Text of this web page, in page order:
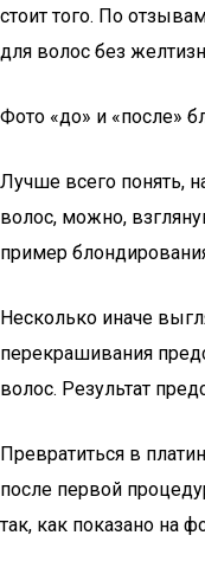
стоит того. По
для волос без
Фото «до» и «после»
Лучше всего понять,
волос, можно,
пример
Несколько иначе
перекрашивания
волос. Результат
Превратиться в
после первой
так, как показано на